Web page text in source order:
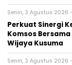
Senin, 3 Agustus 2026 -
Perkuat Sinergi
Komsos
Wijaya Kusuma
Senin, 3 Agustus 2026